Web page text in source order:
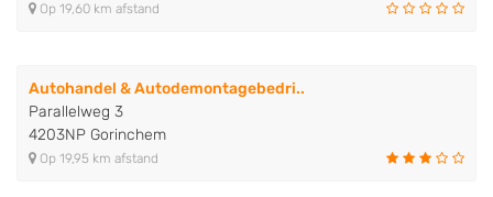
Op 19,60 km afstand
Autohandel & Autodemontagebedri..
Parallelweg 3
4203NP Gorinchem
Op 19,95 km afstand